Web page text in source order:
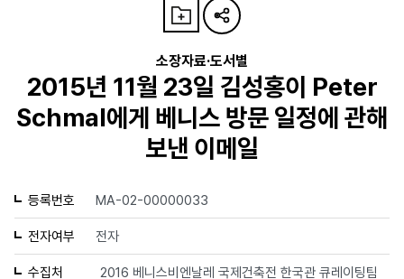
소장자료·도서별
2015년 11월 23일 김성홍이 Peter
Schmal에게 베니스 방문 일정에 관해
보낸 이메일
등록번호 MA-02-00000033
전자여부 전자
수집처 2016 베니스비엔날레 국제건축전 한국관 큐레이팅팀